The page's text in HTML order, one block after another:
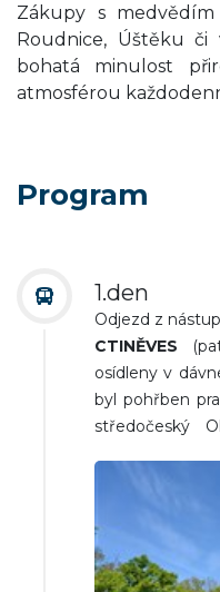
Zákupy s
Roudnice, Úštěku či
bohatá minulost
atmosférou
Program
1.den
Odjezd z
CTINĚVES
osídleny v
byl pohřben
středočeský
naší historie,
románská
Vojtěcha),
(centrum